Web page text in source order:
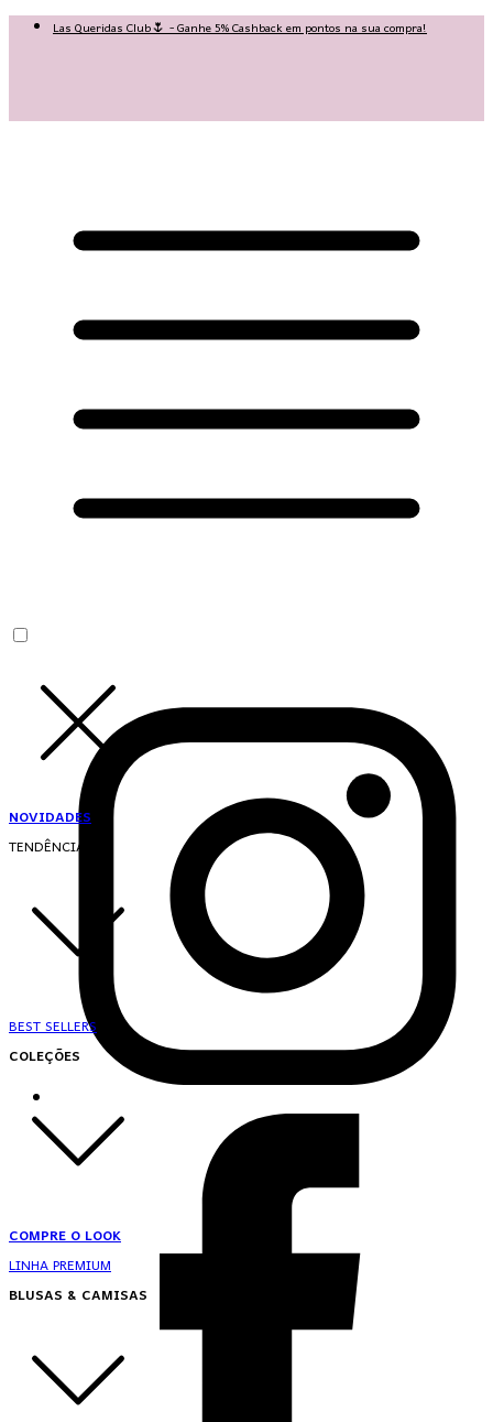
Las Queridas Club🌷 - Ganhe 5% Cashback em pontos na sua compra!
NOVIDADES
TENDÊNCIAS
BEST SELLERS
COLEÇÕES
COMPRE O LOOK
LINHA PREMIUM
BLUSAS & CAMISAS